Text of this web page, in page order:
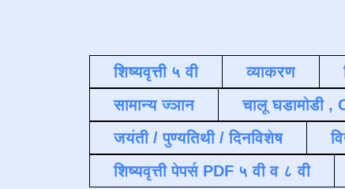
शिष्यवृत्ती ५ वी व्याकरण
सामान्य ज्ञान
चालू घडामोडी
जयंती / पुण्यतिथी / दिनविशेष
शिष्यवृत्ती पेपर्स PDF ५ वी व ८ वी